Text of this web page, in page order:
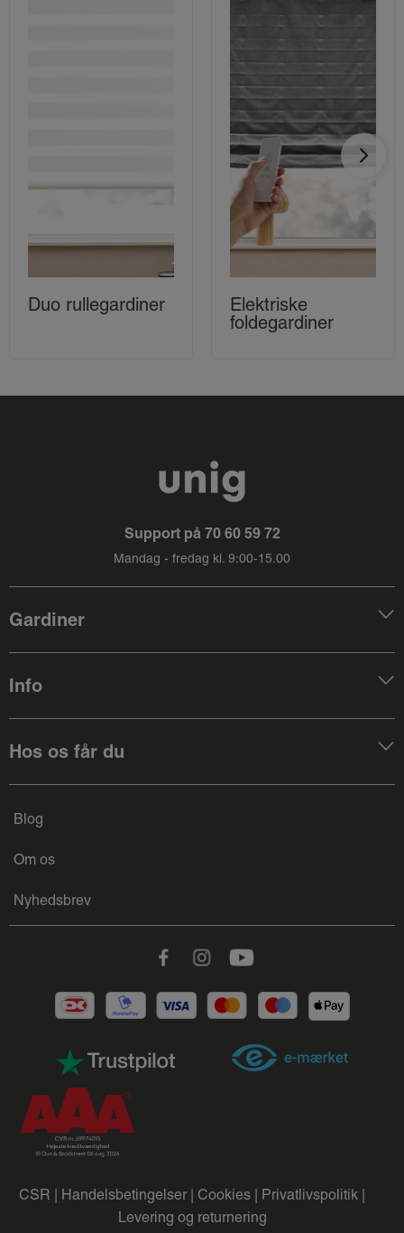
Duo rullegardiner
Elektriske
foldegardiner
Support på 70 60 59 72
Mandag - fredag kl. 9:00-15.00
Gardiner
Info
Hos os får du
Blog
Om os
Nyhedsbrev
FacebookInstagramYoutube
CSR | Handelsbetingelser | Cookies | Privatlivspolitik |
Levering og returnering